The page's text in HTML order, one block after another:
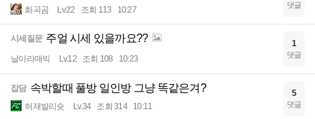
화곡곰 Lv.22 조회 113 10:27 댓글
시세질문 주얼 시세 있을까요??
날아라매빅 Lv.12 조회 108 10:23
1
댓글
잡담 속박할때 풀방 일인방 그냥 똑같은겨?
허재발리슛 Lv.34 조회 314 10:11
5
댓글